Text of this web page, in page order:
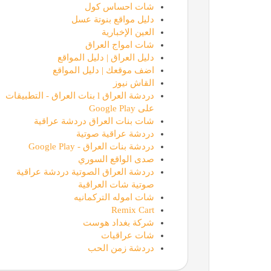
شات احساس كول
دليل مواقع بنوتة عسل
العين الإخبارية
شات امواج العراق
دليل العراق | دليل المواقع
اضف موقعك | دليل المواقع
القاش نيوز
دردشة العراق l بنات العراق - التطبيقات
على Google Play
شات بنات العراق دردشة عراقية
دردشة عراقية صوتية
دردشة بنات العراق - Google Play
صدى الواقع السوري
دردشة العراق الصوتية دردشة عراقية
صوتية شات العراقية
شات اموله التركمانيه
Remix Cart
شركة بغداد هوست
شات عراقيات
دردشة زمن الحب